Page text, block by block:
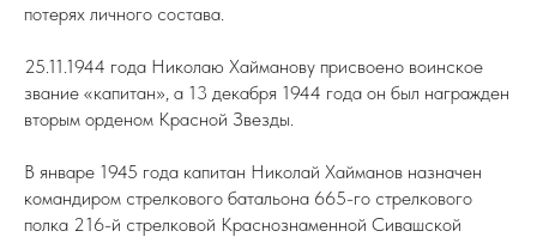
потерях личного состава.
25.11.1944 года Николаю Хайманову присвоено воинское
звание «капитан», а 13 декабря 1944 года он был награжден
вторым орденом Красной Звезды.
В январе 1945 года капитан Николай Хайманов назначен
командиром стрелкового батальона 665-го стрелкового
полка 216-й стрелковой Краснознаменной Сивашской